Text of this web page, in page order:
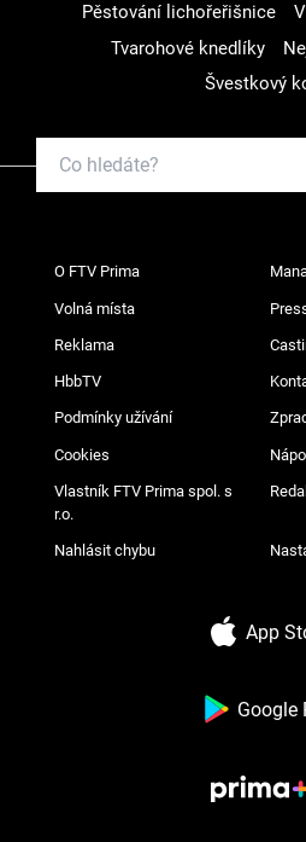
Pěstování lichořeřišnice
Tvarohové knedlíky
Švestkový
O FTV Prima
Volná místa
Reklama
HbbTV
Podmínky užívání
Cookies
Vlastník FTV Prima spol. s
r.o.
Nahlásit chybu
App
Google